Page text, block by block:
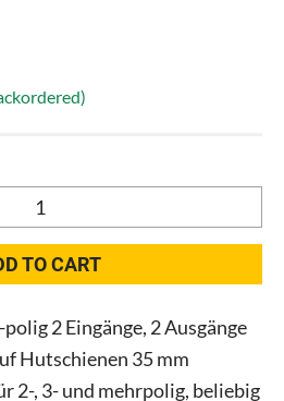
TO CART
2 Eingänge, 2 Ausgänge
Hutschienen 35 mm
2-, 3- und mehrpolig, beliebig